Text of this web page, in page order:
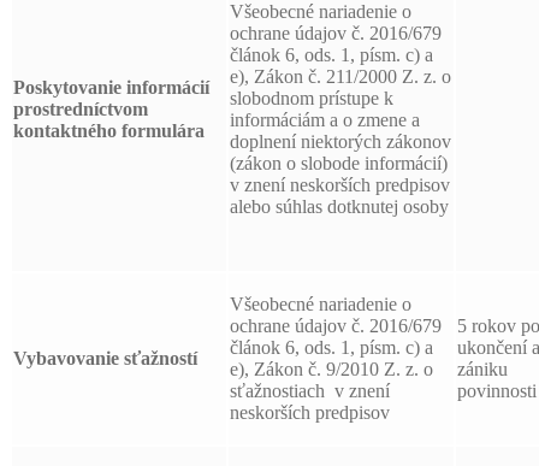
Poskytovanie informácií
prostredníctvom
kontaktného formulára
Všeobecné nariadenie o
ochrane údajov č. 2016/679
článok 6, ods. 1, písm. c) a
e), Zákon č. 211/2000 Z. z. o
slobodnom prístupe k
informáciám a o zmene a
doplnení niektorých zákonov
(zákon o slobode informácií)
v znení neskorších predpisov
alebo súhlas dotknutej osoby
Vybavovanie sťažností
Všeobecné nariadenie o
ochrane údajov č. 2016/679
článok 6, ods. 1, písm. c) a
e), Zákon č. 9/2010 Z. z. o
sťažnostiach v znení
neskorších predpisov
5 rokov po
ukončení
zániku
povinnosti